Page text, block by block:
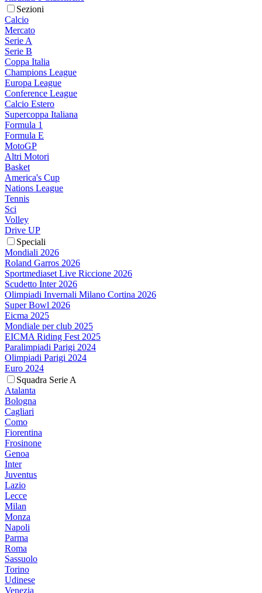
Sezioni
Calcio
Mercato
Serie A
Serie B
Coppa Italia
Champions League
Europa League
Conference League
Calcio Estero
Supercoppa Italiana
Formula 1
Formula E
MotoGP
Altri Motori
Basket
America's Cup
Nations League
Tennis
Sci
Volley
Drive UP
Speciali
Mondiali 2026
Roland Garros 2026
Sportmediaset Live Riccione 2026
Scudetto Inter 2026
Olimpiadi Invernali Milano Cortina 2026
Super Bowl 2026
Eicma 2025
Mondiale per club 2025
EICMA Riding Fest 2025
Paralimpiadi Parigi 2024
Olimpiadi Parigi 2024
Euro 2024
Squadra Serie A
Atalanta
Bologna
Cagliari
Como
Fiorentina
Frosinone
Genoa
Inter
Juventus
Lazio
Lecce
Milan
Monza
Napoli
Parma
Roma
Sassuolo
Torino
Udinese
Venezia